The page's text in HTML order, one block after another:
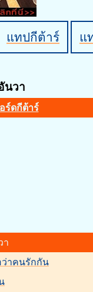
แทปกีต้าร์ แ
นวา
ร์ดกีต้าร์
า
ว่าคนรักกัน